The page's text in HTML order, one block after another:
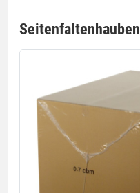
Seitenfaltenhauben